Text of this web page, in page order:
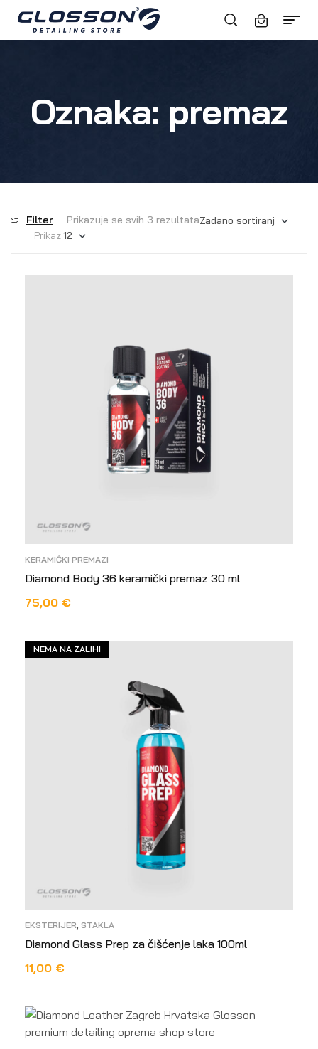
Oznaka: premaz
Filter
Prikazuje se svih 3 rezultata
Prikaz
KERAMIČKI PREMAZI
Diamond Body 36 keramički premaz 30 ml
75,00 €
NEMA NA ZALIHI
EKSTERIJER STAKLA
Diamond Glass Prep za čišćenje laka 100ml
11,00 €